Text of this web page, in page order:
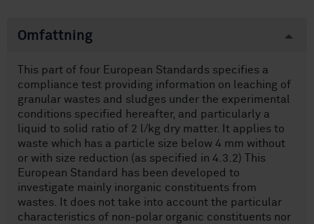
Omfattning
This part of four European Standards specifies a
compliance test providing information on leaching of
granular wastes and sludges under the experimental
conditions specified hereafter, and particularly a
liquid to solid ratio of 2 l/kg dry matter. It applies to
waste which has a particle size below 4 mm without
or with size reduction (as specified in 4.3.2) This
European Standard has been developed to
investigate mainly inorganic constituents from
wastes. It does not take into account the particular
characteristics of non-polar organic constituents nor